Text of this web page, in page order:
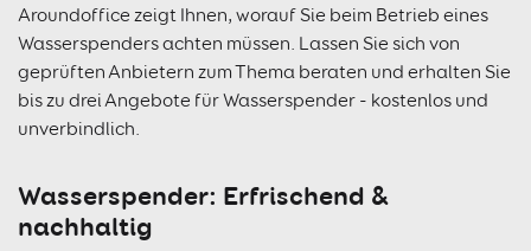
Aroundoffice zeigt Ihnen, worauf Sie beim Betrieb eines
Wasserspenders achten müssen. Lassen Sie sich von
geprüften Anbietern zum Thema beraten und erhalten Sie
bis zu drei Angebote für Wasserspender - kostenlos und
unverbindlich.
Wasserspender: Erfrischend &
nachhaltig